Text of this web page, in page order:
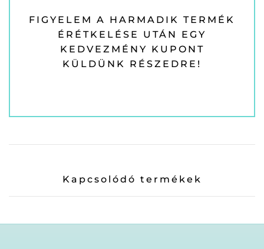
FIGYELEM A HARMADIK TERMÉK
ÉRÉTKELÉSE UTÁN EGY
KEDVEZMÉNY KUPONT
KÜLDÜNK RÉSZEDRE!
Kapcsolódó termékek